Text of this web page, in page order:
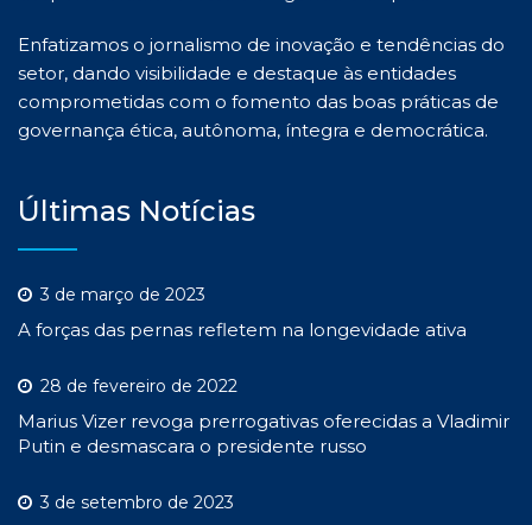
Enfatizamos o jornalismo de inovação e tendências do
setor, dando visibilidade e destaque às entidades
comprometidas com o fomento das boas práticas de
governança ética, autônoma, íntegra e democrática.
Últimas Notícias
3 de março de 2023
A forças das pernas refletem na longevidade ativa
28 de fevereiro de 2022
Marius Vizer revoga prerrogativas oferecidas a Vladimir
Putin e desmascara o presidente russo
3 de setembro de 2023